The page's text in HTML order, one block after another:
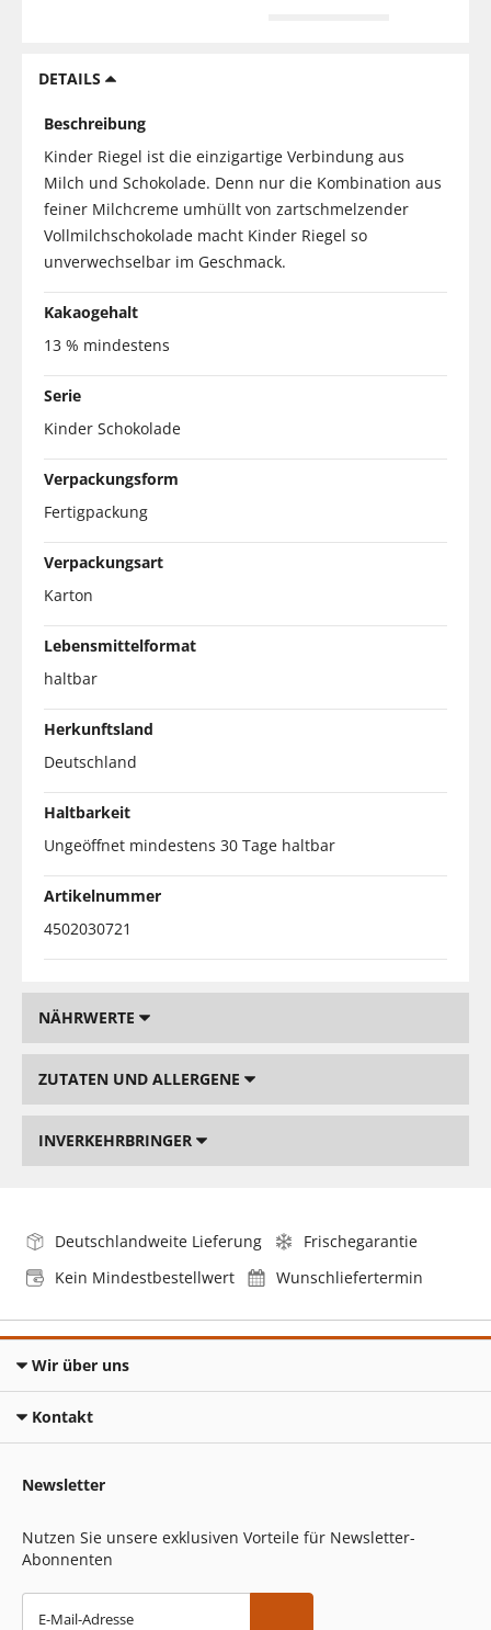
DETAILS
Beschreibung
Kinder Riegel ist die einzigartige Verbindung aus
Milch und Schokolade. Denn nur die Kombination aus
feiner Milchcreme umhüllt von zartschmelzender
Vollmilchschokolade macht Kinder Riegel so
unverwechselbar im Geschmack.
Kakaogehalt
13 % mindestens
Serie
Kinder Schokolade
Verpackungsform
Fertigpackung
Verpackungsart
Karton
Lebensmittelformat
haltbar
Herkunftsland
Deutschland
Haltbarkeit
Ungeöffnet mindestens 30 Tage haltbar
Artikelnummer
4502030721
NÄHRWERTE
ZUTATEN UND ALLERGENE
INVERKEHRBRINGER
Deutschlandweite Lieferung
Frischegarantie
Kein Mindestbestellwert
Wunschliefertermin
Wir über uns
Kontakt
Newsletter
Nutzen Sie unsere exklusiven Vorteile für Newsletter-
Abonnenten
E-Mail-Adresse